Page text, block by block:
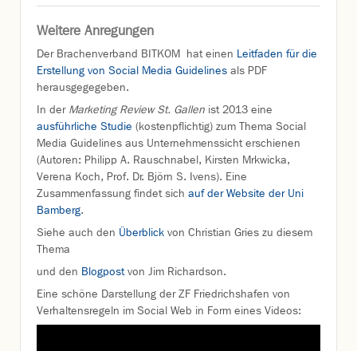
Weitere Anregungen
Der Brachenverband BITKOM hat einen Leitfaden für die
Erstellung von Social Media Guidelines als PDF
herausgegegeben.
In der Marketing Review St. Gallen ist 2013 eine
ausführliche Studie (kostenpflichtig) zum Thema Social
Media Guidelines aus Unternehmenssicht erschienen
(Autoren: Philipp A. Rauschnabel, Kirsten Mrkwicka,
Verena Koch, Prof. Dr. Björn S. Ivens). Eine
Zusammenfassung findet sich auf der Website der Uni
Bamberg.
Siehe auch den Überblick von Christian Gries zu diesem
Thema
und den Blogpostvon Jim Richardson.
Eine schöne Darstellung der ZF Friedrichshafen von
Verhaltensregeln im Social Web in Form eines Videos: